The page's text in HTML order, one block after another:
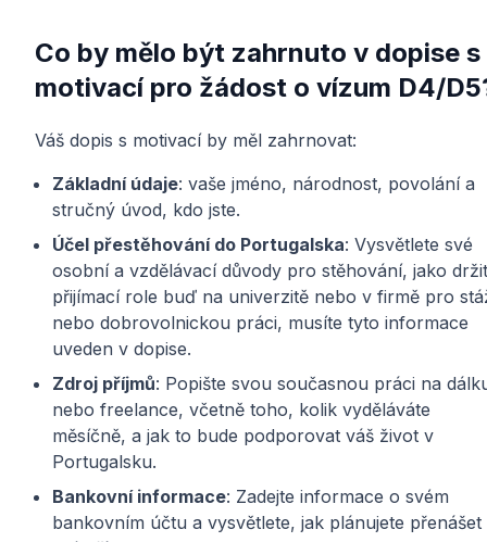
Co by mělo být zahrnuto v dopise s
motivací pro žádost o vízum D4/
Váš dopis s motivací by měl zahrnovat:
Základní údaje: vaše jméno, národnost, povolání a
stručný úvod, kdo jste.
Účel přestěhování do Portugalska: Vysvětlete své
osobní a vzdělávací důvody pro stěhování, jako
přijímací role buď na univerzitě nebo v firmě pro
nebo dobrovolnickou práci, musíte tyto informace
uveden v dopise.
Zdroj příjmů: Popište svou současnou práci na
nebo freelance, včetně toho, kolik vyděláváte
měsíčně, a jak to bude podporovat váš život v
Portugalsku.
Bankovní informace: Zadejte informace o svém
bankovním účtu a vysvětlete, jak plánujete přenášet